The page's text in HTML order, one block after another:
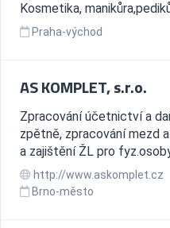
Kosmetika,
Praha-východ
AS KOMPLET, s.r.o.
Zpracování účetnictví a
zpětně, zpracování mezd
a zajištění ŽL pro
http://www.askomplet.cz
Brno-město